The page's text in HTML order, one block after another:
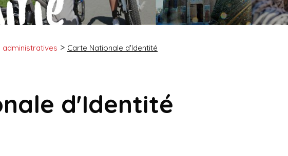
Carte Nationale d'Identité
d'Identité